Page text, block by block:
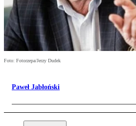
Foto: Fotorzepa/Jerzy Dudek
Paweł Jabłoński